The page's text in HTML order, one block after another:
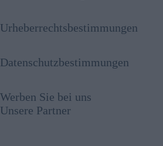
Urheberrechtsbestimmungen
Datenschutzbestimmungen
Werben Sie bei uns
Unsere Partner